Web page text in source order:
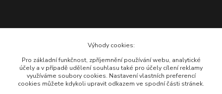
Výhody cookies:
Pro základní funkčnost, zpříjemnění používání webu, analytické
účely a v případě udělení souhlasu také pro účely cílení reklamy
využíváme soubory cookies. Nastavení vlastních preferencí
cookies můžete kdykoli upravit odkazem ve spodní části stránek.